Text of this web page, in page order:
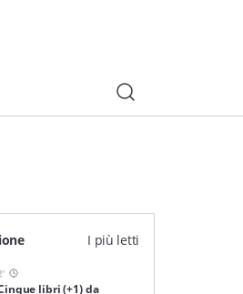
I più letti
'
libri (+1) da